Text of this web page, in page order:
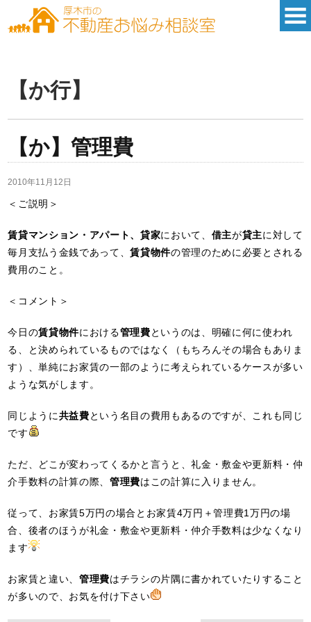
【か行】
【か】管理費
2010年11月12日
＜ご説明＞
賃貸マンション・アパート、貸家において、 借主が貸主に対して
毎月支払う金銭であって、賃貸物件の管理のために必要とされる
費用のこと。
＜コメント＞
今日の賃貸物件における管理費というのは、明確に何に使われ
る、と決められているものではなく（もちろんその場合もありま
す）、単純にお家賃の一部のように考えられているケースが多い
ような気がします。
同じように共益費という名目の費用もあるのですが、これも同じ
です
ただ、どこが変わってくるかと言うと、礼金・敷金や更新料・仲
介手数料の計算の際、 管理費はこの計算に入りません。
従って、お家賃5万円の場合とお家賃4万円＋管理費1万円の場
合、後者のほうが礼金・敷金や更新料・仲介手数料は少なくなり
ます
お家賃と違い、 管理費はチラシの片隅に書かれていたりすること
が多いので、お気を付け下さい